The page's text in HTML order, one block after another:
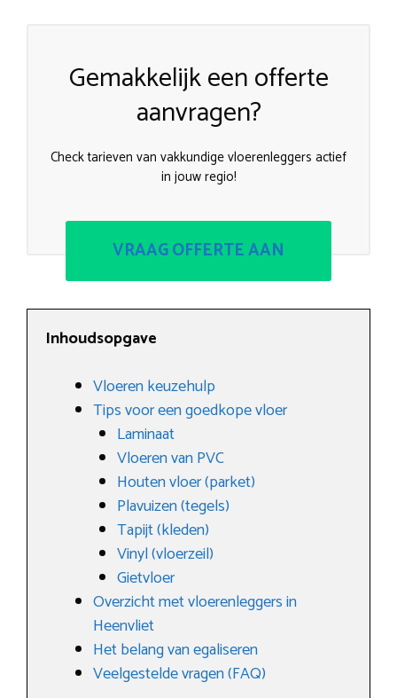
Gemakkelijk een offerte
aanvragen?
Check tarieven van vakkundige vloerenleggers actief
in jouw regio!
VRAAG OFFERTE AAN
Inhoudsopgave
Vloeren keuzehulp
Tips voor een goedkope vloer
Laminaat
Vloeren van PVC
Houten vloer (parket)
Plavuizen (tegels)
Tapijt (kleden)
Vinyl (vloerzeil)
Gietvloer
Overzicht met vloerenleggers in
Heenvliet
Het belang van egaliseren
Veelgestelde vragen (FAQ)